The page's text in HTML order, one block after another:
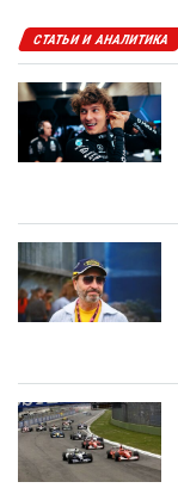
СТАТЬИ И АНАЛИТИКА